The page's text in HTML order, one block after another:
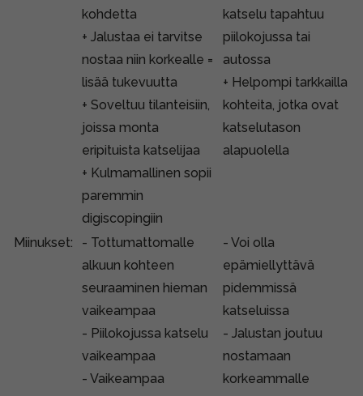
kohdetta
+ Jalustaa ei tarvitse
nostaa niin korkealle =
lisää tukevuutta
+ Soveltuu tilanteisiin,
joissa monta
eripituista katselijaa
+ Kulmamallinen sopii
paremmin
digiscopingiin
katselu tapahtuu
piilokojussa tai
autossa
+ Helpompi tarkkailla
kohteita, jotka ovat
katselutason
alapuolella
Miinukset:
- Tottumattomalle
alkuun kohteen
seuraaminen hieman
vaikeampaa
- Piilokojussa katselu
vaikeampaa
- Vaikeampaa
- Voi olla
epämiellyttävä
pidemmissä
katseluissa
- Jalustan joutuu
nostamaan
korkeammalle